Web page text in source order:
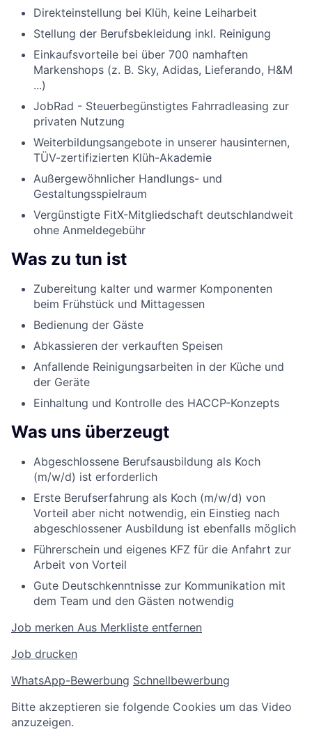
Direkteinstellung bei Klüh, keine Leiharbeit
Stellung der Berufsbekleidung inkl. Reinigung
Einkaufsvorteile bei über 700 namhaften
Markenshops (z. B. Sky, Adidas, Lieferando, H&M
...)
JobRad - Steuerbegünstigtes Fahrradleasing zur
privaten Nutzung
Weiterbildungsangebote in unserer hausinternen,
TÜV-zertifizierten Klüh-Akademie
Außergewöhnlicher Handlungs- und
Gestaltungsspielraum
Vergünstigte FitX-Mitgliedschaft deutschlandweit
ohne Anmeldegebühr
Was zu tun ist
Zubereitung kalter und warmer Komponenten
beim Frühstück und Mittagessen
Bedienung der Gäste
Abkassieren der verkauften Speisen
Anfallende Reinigungsarbeiten in der Küche und
der Geräte
Einhaltung und Kontrolle des HACCP-Konzepts
Was uns überzeugt
Abgeschlossene Berufsausbildung als Koch
(m/w/d) ist erforderlich
Erste Berufserfahrung als Koch (m/w/d) von
Vorteil aber nicht notwendig, ein Einstieg nach
abgeschlossener Ausbildung ist ebenfalls möglich
Führerschein und eigenes KFZ für die Anfahrt zur
Arbeit von Vorteil
Gute Deutschkenntnisse zur Kommunikation mit
dem Team und den Gästen notwendig
Job merken Aus Merkliste entfernen
Job drucken
WhatsApp-Bewerbung Schnellbewerbung
Bitte akzeptieren sie folgende Cookies um das Video
anzuzeigen.